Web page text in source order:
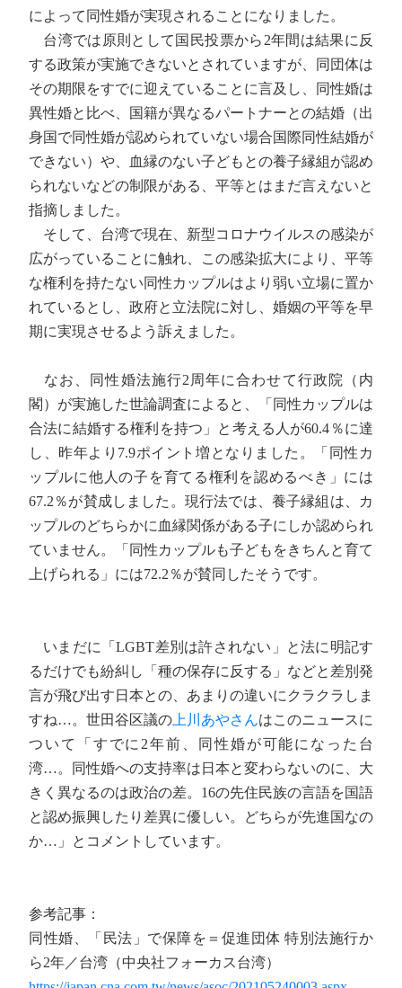
によって同性婚が実現されることになりました。
台湾では原則として国民投票から2年間は結果に反
する政策が実施できないとされていますが、同団体は
その期限をすでに迎えていることに言及し、同性婚は
異性婚と比べ、国籍が異なるパートナーとの結婚（出
身国で同性婚が認められていない場合国際同性結婚が
できない）や、血縁のない子どもとの養子縁組が認め
られないなどの制限がある、平等とはまだ言えないと
指摘しました。
そして、台湾で現在、新型コロナウイルスの感染が
広がっていることに触れ、この感染拡大により、平等
な権利を持たない同性カップルはより弱い立場に置か
れているとし、政府と立法院に対し、婚姻の平等を早
期に実現させるよう訴えました。
なお、同性婚法施行2周年に合わせて行政院（内
閣）が実施した世論調査によると、「同性カップルは
合法に結婚する権利を持つ」と考える人が60.4％に達
し、昨年より7.9ポイント増となりました。「同性カ
ップルに他人の子を育てる権利を認めるべき」には
67.2％が賛成しました。現行法では、養子縁組は、カ
ップルのどちらかに血縁関係がある子にしか認められ
ていません。「同性カップルも子どもをきちんと育て
上げられる」には72.2％が賛同したそうです。
いまだに「LGBT差別は許されない」と法に明記す
るだけでも紛糾し「種の保存に反する」などと差別発
言が飛び出す日本との、あまりの違いにクラクラしま
すね…。世田谷区議の 上川あやさんはこのニュースに
ついて「すでに2年前、同性婚が可能になった台
湾…。同性婚への支持率は日本と変わらないのに、大
きく異なるのは政治の差。16の先住民族の言語を国語
と認め振興したり差異に優しい。どちらが先進国なの
か…」とコメントしています。
参考記事：
同性婚、「民法」で保障を＝促進団体 特別法施行か
ら2年／台湾（中央社フォーカス台湾）